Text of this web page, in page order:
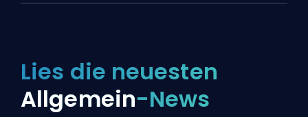
Lies die neuesten
Allgemein-News